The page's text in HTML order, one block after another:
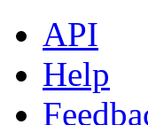
API
Help